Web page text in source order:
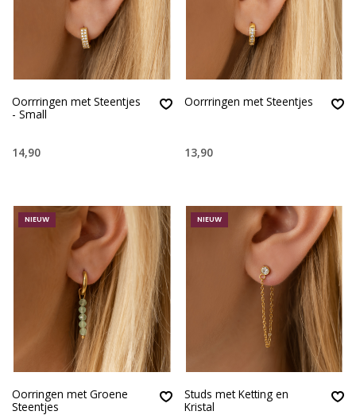
Oorrringen met Steentjes
- Small
14,90
Oorrringen met Steentjes
13,90
NIEUW
Oorringen met Groene
Steentjes
NIEUW
Studs met Ketting en
Kristal